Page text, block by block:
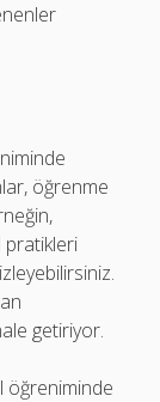
öğrenme
pratikleri
getiriyor.
öğreniminde